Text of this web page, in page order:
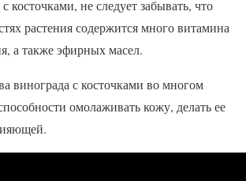
косточками, не следует забывать, что
растения содержится много витамина
а также эфирных масел.
винограда с косточками во многом
омолаживать кожу, делать ее